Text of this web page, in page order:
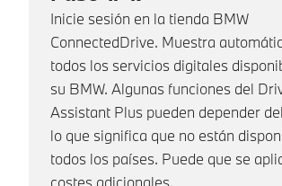
Inicie sesión en la tienda BMW
ConnectedDrive. Muestra
todos los servicios digitales
su BMW. Algunas funciones del
Assistant Plus pueden depender
lo que significa que no están
todos los países. Puede que se
costes adicionales.